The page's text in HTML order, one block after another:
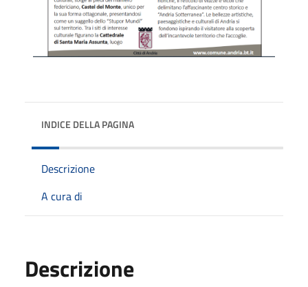
INDICE DELLA PAGINA
Descrizione
A cura di
Descrizione